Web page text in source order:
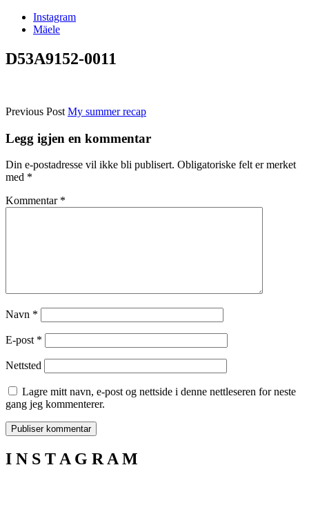
Instagram
Mäele
D53A9152-0011
Previous Post My summer recap
Legg igjen en kommentar
Din e-postadresse vil ikke bli publisert. Obligatoriske felt er merket
med *
Kommentar *
Navn *
E-post *
Nettsted
Lagre mitt navn, e-post og nettside i denne nettleseren for neste
gang jeg kommenterer.
I N S T A G R A M